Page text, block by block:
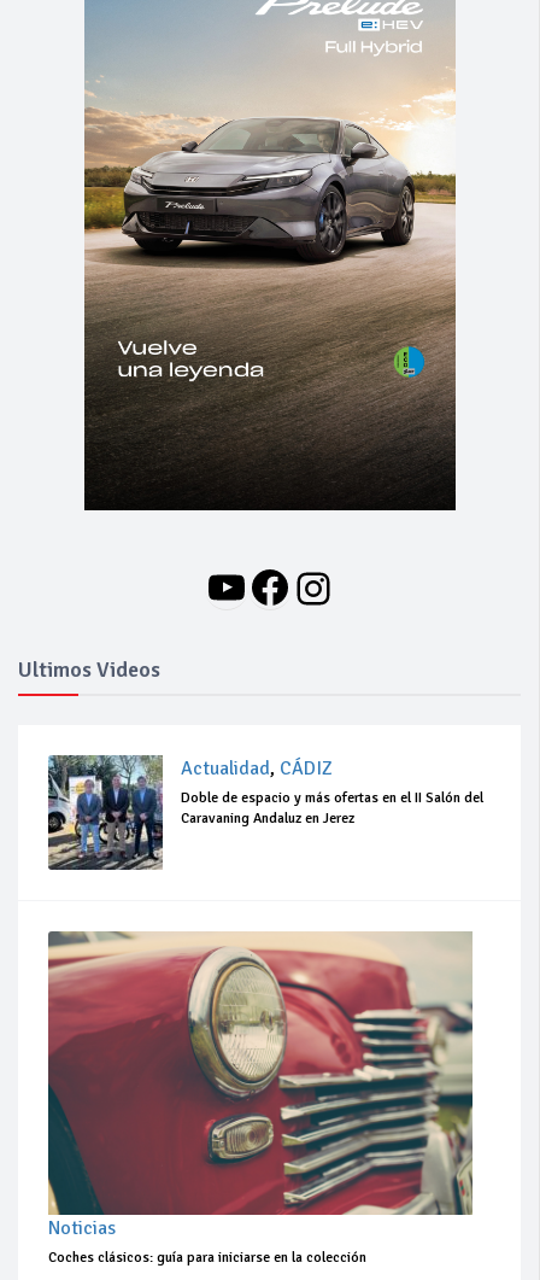
YouTube
Facebook
Instagram
Ultimos Videos
Actualidad, CÁDIZ
Doble de espacio y más ofertas en el II Salón del
Caravaning Andaluz en Jerez
Noticias
Coches clásicos: guía para iniciarse en la colección